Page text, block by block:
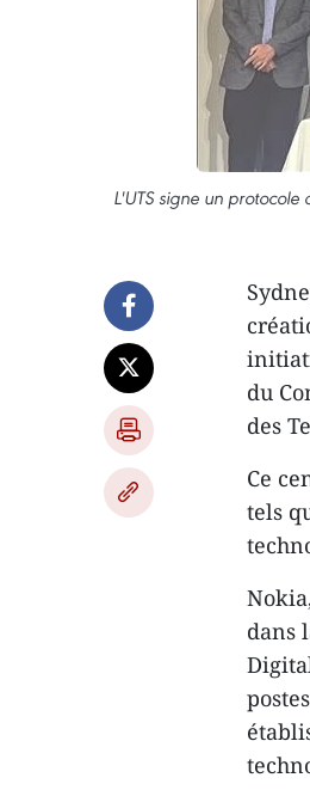
L'UTS signe un
du
des
Ce
tels
dans